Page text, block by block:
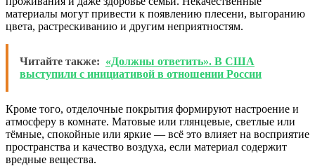
материалы могут привести к появлению плесени, выгоранию
цвета, растрескиванию и другим неприятностям.
Читайте также: «Должны ответить». В США
выступили с инициативой в отношении России
Кроме того, отделочные покрытия формируют настроение и
атмосферу в комнате. Матовые или глянцевые, светлые или
тёмные, спокойные или яркие — всё это влияет на восприятие
пространства и качество воздуха, если материал содержит
вредные вещества.